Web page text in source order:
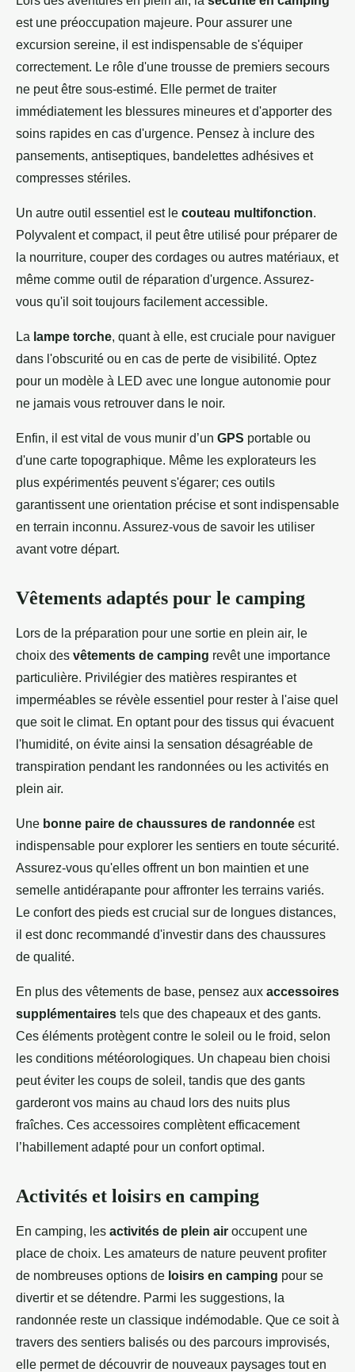
est une préoccupation majeure. Pour assurer une
excursion sereine, il est indispensable de s'équiper
correctement. Le rôle d'une trousse de premiers secours
ne peut être sous-estimé. Elle permet de traiter
immédiatement les blessures mineures et d'apporter des
soins rapides en cas d'urgence. Pensez à inclure des
pansements, antiseptiques, bandelettes adhésives et
compresses stériles.
Un autre outil essentiel est le couteau multifonction.
Polyvalent et compact, il peut être utilisé pour préparer de
la nourriture, couper des cordages ou autres matériaux, et
même comme outil de réparation d'urgence. Assurez-
vous qu'il soit toujours facilement accessible.
La lampe torche, quant à elle, est cruciale pour naviguer
dans l'obscurité ou en cas de perte de visibilité. Optez
pour un modèle à LED avec une longue autonomie pour
ne jamais vous retrouver dans le noir.
Enfin, il est vital de vous munir d’un GPS portable ou
d'une carte topographique. Même les explorateurs les
plus expérimentés peuvent s'égarer; ces outils
garantissent une orientation précise et sont indispensable
en terrain inconnu. Assurez-vous de savoir les utiliser
avant votre départ.
Vêtements adaptés pour le camping
Lors de la préparation pour une sortie en plein air, le
choix des vêtements de camping revêt une importance
particulière. Privilégier des matières respirantes et
imperméables se révèle essentiel pour rester à l'aise quel
que soit le climat. En optant pour des tissus qui évacuent
l'humidité, on évite ainsi la sensation désagréable de
transpiration pendant les randonnées ou les activités en
plein air.
Une bonne paire de chaussures de randonnée est
indispensable pour explorer les sentiers en toute sécurité.
Assurez-vous qu'elles offrent un bon maintien et une
semelle antidérapante pour affronter les terrains variés.
Le confort des pieds est crucial sur de longues distances,
il est donc recommandé d'investir dans des chaussures
de qualité.
En plus des vêtements de base, pensez aux accessoires
supplémentaires tels que des chapeaux et des gants.
Ces éléments protègent contre le soleil ou le froid, selon
les conditions météorologiques. Un chapeau bien choisi
peut éviter les coups de soleil, tandis que des gants
garderont vos mains au chaud lors des nuits plus
fraîches. Ces accessoires complètent efficacement
l’habillement adapté pour un confort optimal.
Activités et loisirs en camping
En camping, les activités de plein air occupent une
place de choix. Les amateurs de nature peuvent profiter
de nombreuses options de loisirs en camping pour se
divertir et se détendre. Parmi les suggestions, la
randonnée reste un classique indémodable. Que ce soit à
travers des sentiers balisés ou des parcours improvisés,
elle permet de découvrir de nouveaux paysages tout en